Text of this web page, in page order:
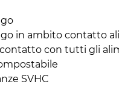
in ambito contatto
con tutti gli
SVHC